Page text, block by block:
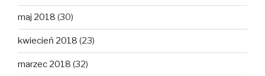
maj 2018 (30)
kwiecień 2018 (23)
marzec 2018 (32)